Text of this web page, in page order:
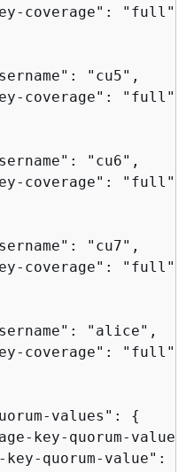
coverage": "full"
"cu5",
coverage": "full"
"cu6",
coverage": "full"
"cu7",
coverage": "full"
"alice",
coverage": "full"
values":
{
key-quorum-
quorum-value": 0